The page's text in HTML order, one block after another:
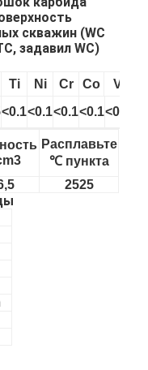
скважин (WC
задавил WC)
Ti Ni Cr Co
V
<0.1<0.1<0.1<0.1<0.1
Расплавьте
℃ пункта
2525